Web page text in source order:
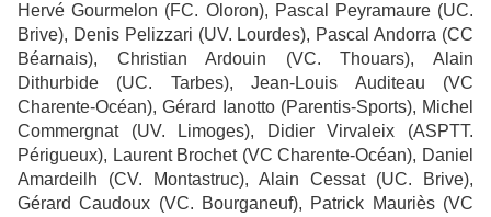
Hervé Gourmelon (FC. Oloron), Pascal Peyramaure (UC.
Brive), Denis Pelizzari (UV. Lourdes), Pascal Andorra (CC
Béarnais), Christian Ardouin (VC. Thouars), Alain
Dithurbide (UC. Tarbes), Jean-Louis Auditeau (VC
Charente-Océan), Gérard Ianotto (Parentis-Sports), Michel
Commergnat (UV. Limoges), Didier Virvaleix (ASPTT.
Périgueux), Laurent Brochet (VC Charente-Océan), Daniel
Amardeilh (CV. Montastruc), Alain Cessat (UC. Brive),
Gérard Caudoux (VC. Bourganeuf), Patrick Mauriès (VC